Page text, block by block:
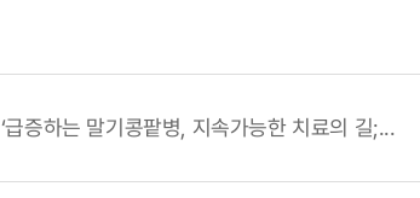
‘급증하는 말기콩팥병, 지속가능한 치료의 길;...